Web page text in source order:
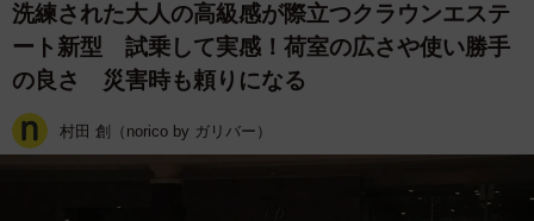
洗練された大人の高級感が際立つクラウンエステ
ート新型 試乗して実感！荷室の広さや使い勝手
の良さ 災害時も頼りになる
村田 創（norico by ガリバー）